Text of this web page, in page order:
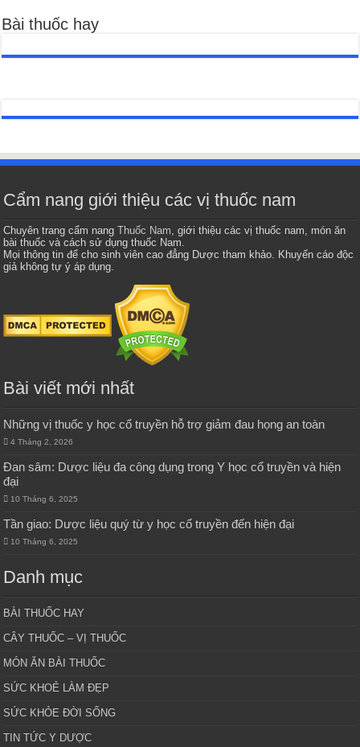
Bài thuốc hay
Cẩm nang giới thiệu các vị thuốc nam
Chuyên trang cẩm nangThuốc Nam, giới thiệu các vị thuốc nam, món ăn
bài thuốc và cách sử dụng thuốc Nam.
Mọi thông tin để cho sinh viên cao đẳng Dược tham khảo. Khuyến cáo độc
giả không tự ý áp dụng.
Bài viết mới nhất
Những vị thuốc y học cổ truyền hỗ trợ giảm đau họng an toàn
4 Tháng 2, 2026
Đan sâm: Dược liệu đa công dụng trong Y học cổ truyền và hiện
đại
10 Tháng 6, 2025
Tần giao: Dược liệu quý từ y học cổ truyền đến hiện đại
10 Tháng 6, 2025
Danh mục
BÀI THUỐC HAY
CÂY THUỐC – VỊ THUỐC
MÓN ĂN BÀI THUỐC
SỨC KHOẺ LÀM ĐẸP
SỨC KHỎE ĐỜI SỐNG
TIN TỨC Y DƯỢC